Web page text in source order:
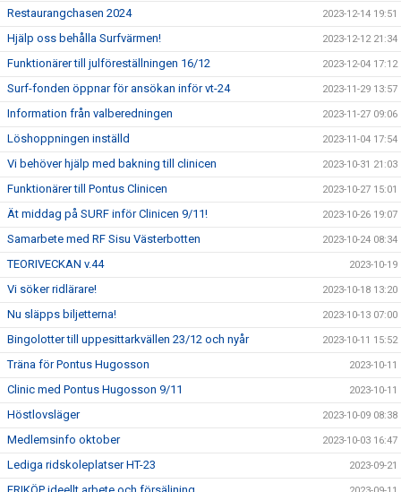
Restaurangchasen 2024 2023-12-14 19:51
Hjälp oss behålla Surfvärmen! 2023-12-12 21:34
Funktionärer till julföreställningen 16/12 2023-12-04 17:12
Surf-fonden öppnar för ansökan inför vt-24 2023-11-29 13:57
Information från valberedningen 2023-11-27 09:06
Löshoppningen inställd 2023-11-04 17:54
Vi behöver hjälp med bakning till clinicen 2023-10-31 21:03
Funktionärer till Pontus Clinicen 2023-10-27 15:01
Ät middag på SURF inför Clinicen 9/11! 2023-10-26 19:07
Samarbete med RF Sisu Västerbotten 2023-10-24 08:34
TEORIVECKAN v.44 2023-10-19
Vi söker ridlärare! 2023-10-18 13:20
Nu släpps biljetterna! 2023-10-13 07:00
Bingolotter till uppesittarkvällen 23/12 och nyår 2023-10-11 15:52
Träna för Pontus Hugosson 2023-10-11
Clinic med Pontus Hugosson 9/11 2023-10-11
Höstlovsläger 2023-10-09 08:38
Medlemsinfo oktober 2023-10-03 16:47
Lediga ridskoleplatser HT-23 2023-09-21